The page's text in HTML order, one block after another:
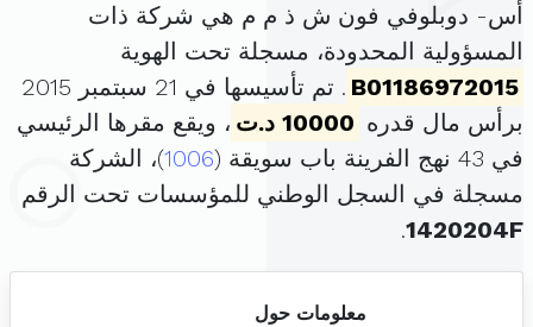
أس- دوبلوفي فون ش ذ م م هي شركة ذات
المسؤولية المحدودة، مسجلة تحت الهوية
B01186972015
. تم تأسيسها في 21 سبتمبر 2015
برأس مال قدره 10000 د.ت
، ويقع مقرها الرئيسي
في 43 نهج الفرينة باب سويقة (
1006)، الشركة
مسجلة في السجل الوطني للمؤسسات تحت الرقم
1420204F
.
معلومات حول